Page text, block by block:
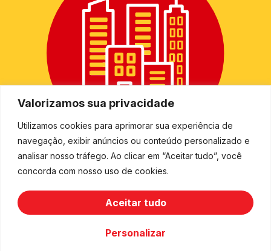
Valorizamos sua privacidade
Utilizamos cookies para aprimorar sua experiência de
navegação, exibir anúncios ou conteúdo personalizado e
analisar nosso tráfego. Ao clicar em “Aceitar tudo”, você
concorda com nosso uso de cookies.
Personalizar
Aceitar tudo
cidades
+2.500